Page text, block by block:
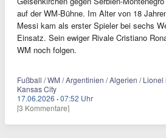
auf der WM-Bühne. Im Alter von 18
Messi kam als erster Spieler bei sechs
Einsatz. Sein ewiger Rivale Cristiano
WM noch folgen.
Fußball / WM / Argentinien / Algerien /
Kansas City
17.06.2026 ·07:52 Uhr
[3 Kommentare]